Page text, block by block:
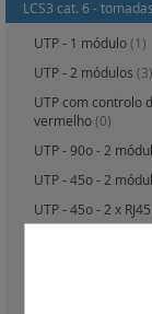
LCS3 cat. 6 -
UTP - 1 módulo(1)
UTP - 2 módulos (3)
UTP com controlo
vermelho(0)
UTP - 90o - 2
UTP - 45o - 2
UTP - 45o - 2 x